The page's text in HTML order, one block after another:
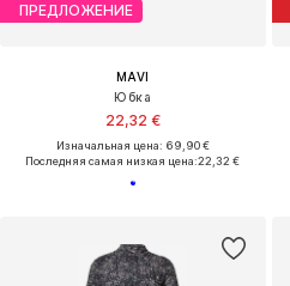
ПРЕДЛОЖЕНИЕ
MAVI
Юбка
22,32 €
Изначальная цена: 69,90 €
Последняя самая низкая цена:22,32 €